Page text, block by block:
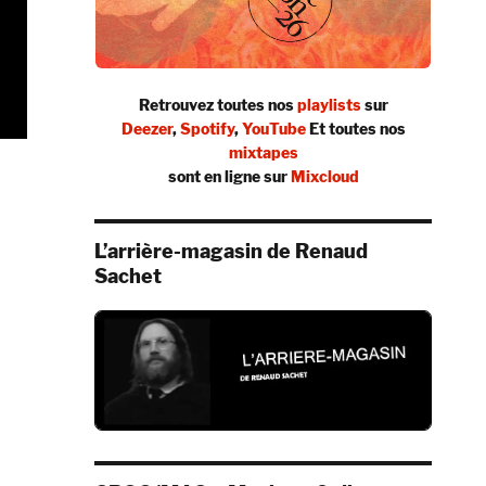
Seeger (inédit) »
Retrouvez toutes nosplaylistssur
Deezer,Spotify,YouTubeEt toutes nos
mixtapes
sont en ligne surMixcloud
L’arrière-magasin de Renaud
Sachet